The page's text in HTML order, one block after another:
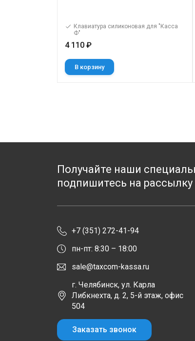
Клавиатура силиконовая для "Касса
Ф"
4 110 ₽
В корзину
Получайте наши
подпишитесь на рассылку
+7 (351) 272-41-94
пн-пт: 8:30 – 18:00
sale@taxcom-kassa.ru
г. Челябинск, ул. Карла
Либкнехта, д. 2, 5-й этаж, офис
504
Заказать звонок